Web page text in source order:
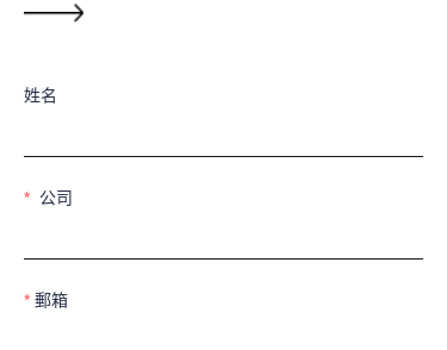
姓名
公司
郵箱